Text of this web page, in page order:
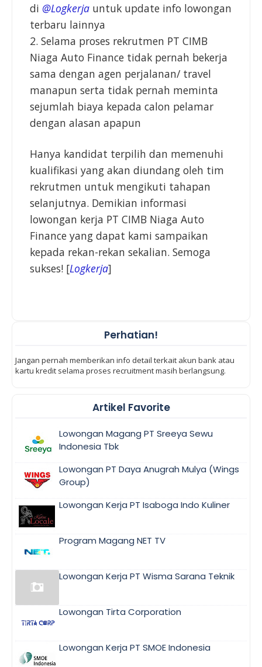
di @Logkerja untuk update info lowongan
terbaru lainnya
2. Selama proses rekrutmen PT CIMB
Niaga Auto Finance tidak pernah bekerja
sama dengan agen perjalanan/ travel
manapun serta tidak pernah meminta
sejumlah biaya kepada calon pelamar
dengan alasan apapun
Hanya kandidat terpilih dan memenuhi
kualifikasi yang akan diundang oleh tim
rekrutmen untuk mengikuti tahapan
selanjutnya. Demikian informasi
lowongan kerja PT CIMB Niaga Auto
Finance yang dapat kami sampaikan
kepada rekan-rekan sekalian. Semoga
sukses! [Logkerja]
Perhatian!
Jangan pernah memberikan info detail terkait akun bank atau
kartu kredit selama proses recruitment masih berlangsung.
Artikel Favorite
Lowongan Magang PT Sreeya Sewu
Indonesia Tbk
Lowongan PT Daya Anugrah Mulya (Wings
Group)
Lowongan Kerja PT Isaboga Indo Kuliner
Program Magang NET TV
Lowongan Kerja PT Wisma Sarana Teknik
Lowongan Tirta Corporation
Lowongan Kerja PT SMOE Indonesia